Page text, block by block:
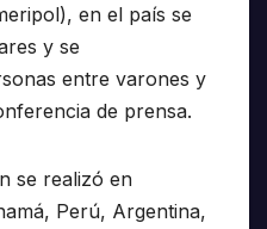
en el país se
y se
entre varones y
de prensa.
se realizó en
Perú, Argentina,